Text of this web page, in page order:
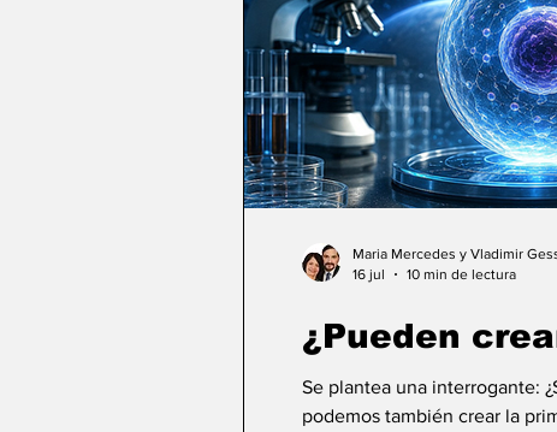
¿Pueden
Se plantea una interrogante:
podemos también crear la
Maria Mercedes y Vladimir
16 jul
10 min de lectura